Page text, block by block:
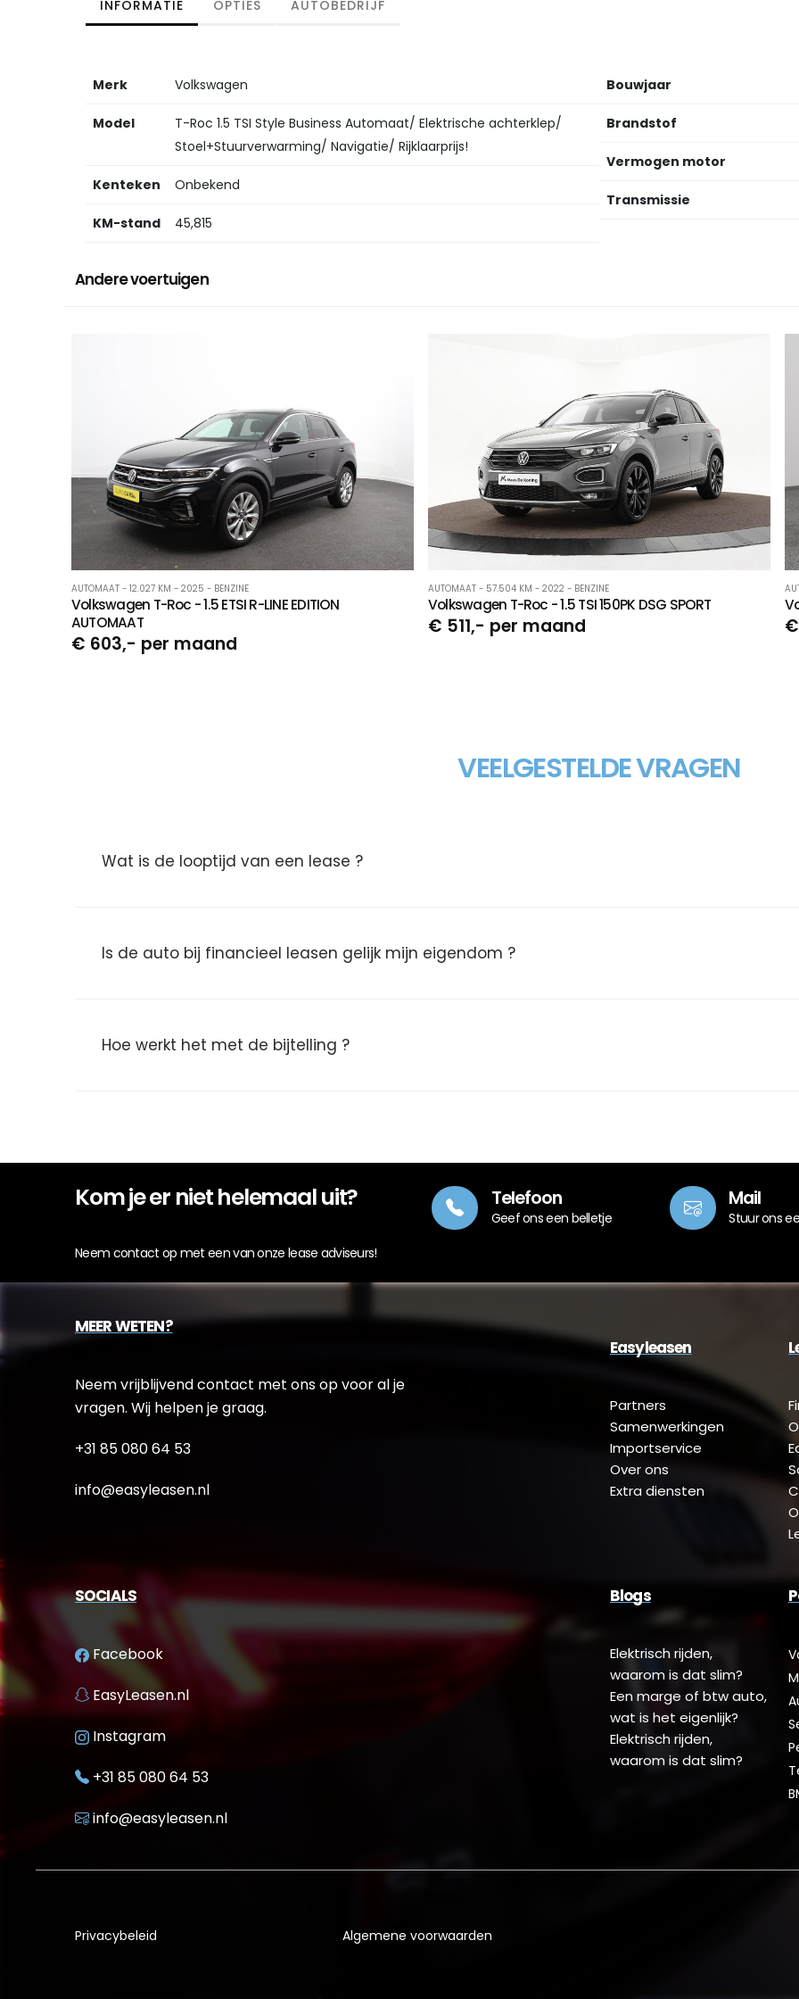
INFORMATIE OPTIES AUTOBEDRIJF
Merk Volkswagen
Model
T-Roc 1.5 TSI Style Business Automaat/ Elektrische achterklep/
Stoel+Stuurverwarming/ Navigatie/ Rijklaarprijs!
Kenteken Onbekend
KM-stand 45,815
Bouwjaar
Brandstof
Vermogen motor
Transmissie
Andere voertuigen
AUTOMAAT - 12.027 KM - 2025 - BENZINE
Volkswagen T-Roc - 1.5 ETSI R-LINE EDITION
AUTOMAAT
€ 603,- per maand
AUTOMAAT - 57.504 KM - 2022 - BENZINE
Volkswagen T-Roc - 1.5 TSI 150PK DSG SPORT
€ 511,- per maand
VEELGESTELDE VRAGEN
Wat is de looptijd van een lease ?
Is de auto bij financieel leasen gelijk mijn eigendom ?
Hoe werkt het met de bijtelling ?
Kom je er niet helemaal uit?
Neem contact op met een van onze lease adviseurs!
Telefoon
Geef ons een belletje
Mail
Stuur ons
MEER WETEN?
Neem vrijblijvend contact met ons op voor al je
vragen. Wij helpen je graag.
+31 85 080 64 53
info@easyleasen.nl
Easyleasen
Partners
Samenwerkingen
Importservice
Over ons
Extra diensten
SOCIALS
Facebook
EasyLeasen.nl
Instagram
+31 85 080 64 53
info@easyleasen.nl
Blogs
Elektrisch rijden,
waarom is dat slim?
Een marge of btw auto,
wat is het eigenlijk?
Elektrisch rijden,
waarom is dat slim?
Privacybeleid Algemene voorwaarden